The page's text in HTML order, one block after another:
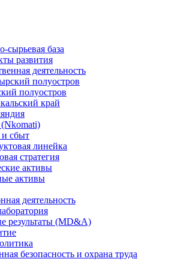
сырьевая база
развития
деятельность
полуостров
полуостров
край
сбыт
линейка
стратегия
активы
активы
деятельность
результаты (MD&A)
безопасность и охрана труда